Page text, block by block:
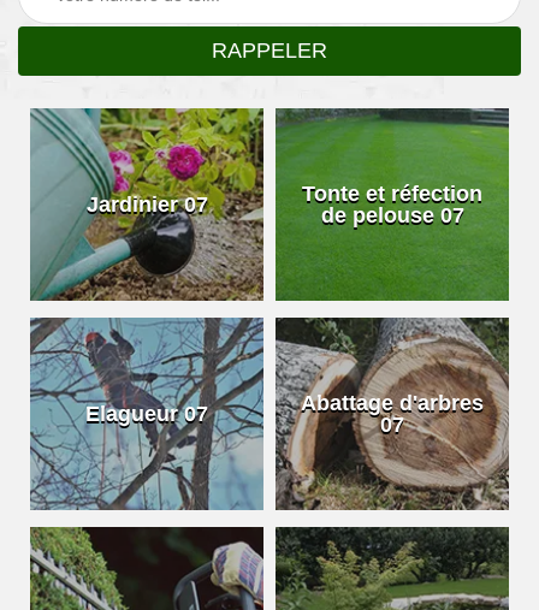
Jardinier 07
Tonte et réfection
de pelouse 07
Elagueur 07
Abattage d'arbres
07